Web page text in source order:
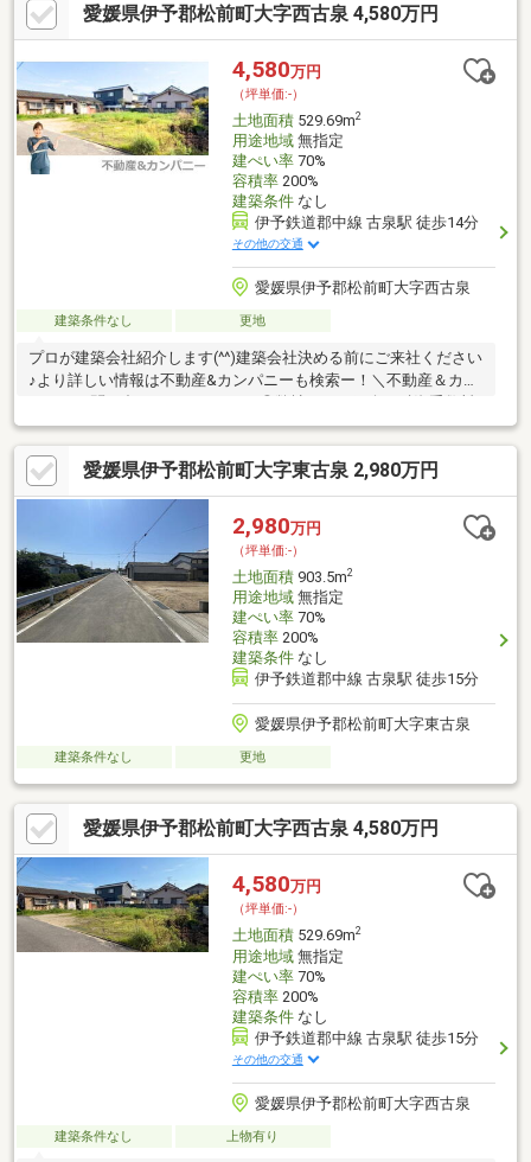
愛媛県伊予郡松前町大字西古泉 4,580万円
4,580万円
（坪単価:-）
土地面積529.69m2
用途地域無指定
建ぺい率70%
容積率200%
建築条件なし
伊予鉄道郡中線 古泉駅 徒歩14分
その他の交通
愛媛県伊予郡松前町大字西古泉
建築条件なし 更地
プロが建築会社紹介します(^^)建築会社決める前にご来社ください
♪より詳しい情報は不動産&カンパニーも検索ー！＼不動産＆カン
が半額になる銀行有！◎簡易ホームインスペクションします！◎
追加工事の提案と価格に自信があります！◎金額的に最小限で済
む買い方教えます！◎他社掲載の物件も含んでご案内ツアー可
能！物件を比較できます！◎楽しい！ってよく言われます(^^)/弊
社のHPにも書ききれない情報公開しておりますので、詳しくはそ
ちらもご覧ください
愛媛県伊予郡松前町大字東古泉 2,980万円
2,980万円
（坪単価:-）
土地面積903.5m2
用途地域無指定
建ぺい率70%
容積率200%
建築条件なし
伊予鉄道郡中線 古泉駅 徒歩15分
愛媛県伊予郡松前町大字東古泉
建築条件なし 更地
愛媛県伊予郡松前町大字西古泉 4,580万円
4,580万円
（坪単価:-）
土地面積529.69m2
用途地域無指定
建ぺい率70%
容積率200%
建築条件なし
伊予鉄道郡中線 古泉駅 徒歩15分
その他の交通
愛媛県伊予郡松前町大字西古泉
建築条件なし 上物有り